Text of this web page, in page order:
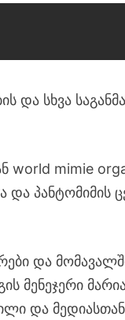
და სხვა
mimie
პანტომიმის
და
მენეჯერი
და